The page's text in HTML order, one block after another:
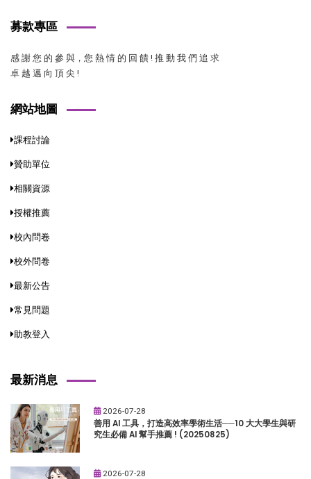
募款專區
感 謝 您 的 參 與，您 熱 情 的 回 饋 ! 推 動 我 們 追 求
卓 越 邁 向 頂 尖 !
網站地圖
課程討論
贊助單位
相關資源
授權推薦
校內問卷
校外問卷
最新公告
常見問題
助教登入
最新消息
2026-07-28
善用 AI 工具，打造高效率學術生活──10 大大學生與研
究生必備 AI 幫手推薦 ! (20250825)
2026-07-28